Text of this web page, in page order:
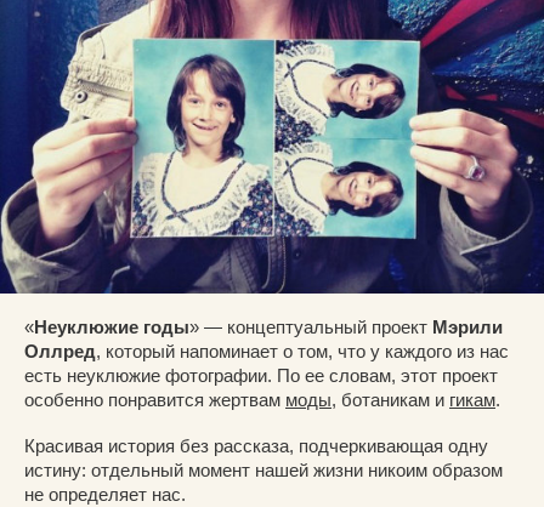
«Неуклюжие годы» — концептуальный проект Мэрили
Оллред, который напоминает о том, что у каждого из нас
есть неуклюжие фотографии. По ее словам, этот проект
особенно понравится жертвам моды, ботаникам и гикам.
Красивая история без рассказа, подчеркивающая одну
истину: отдельный момент нашей жизни никоим образом
не определяет нас.